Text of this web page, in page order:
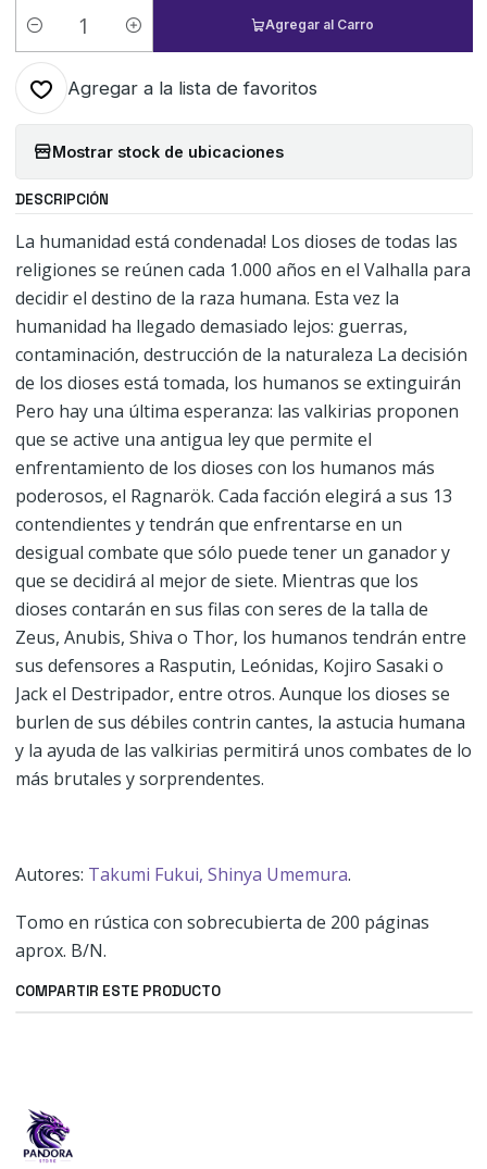
Cantidad
Agregar al Carro
Agregar a la lista de favoritos
Mostrar stock de ubicaciones
DESCRIPCIÓN
La humanidad está condenada! Los dioses de todas las
religiones se reúnen cada 1.000 años en el Valhalla para
decidir el destino de la raza humana. Esta vez la
humanidad ha llegado demasiado lejos: guerras,
contaminación, destrucción de la naturaleza La decisión
de los dioses está tomada, los humanos se extinguirán
Pero hay una última esperanza: las valkirias proponen
que se active una antigua ley que permite el
enfrentamiento de los dioses con los humanos más
poderosos, el Ragnarök. Cada facción elegirá a sus 13
contendientes y tendrán que enfrentarse en un
desigual combate que sólo puede tener un ganador y
que se decidirá al mejor de siete. Mientras que los
dioses contarán en sus filas con seres de la talla de
Zeus, Anubis, Shiva o Thor, los humanos tendrán entre
sus defensores a Rasputin, Leónidas, Kojiro Sasaki o
Jack el Destripador, entre otros. Aunque los dioses se
burlen de sus débiles contrin cantes, la astucia humana
y la ayuda de las valkirias permitirá unos combates de lo
más brutales y sorprendentes.
Autores: Takumi Fukui, Shinya Umemura.
Tomo en rústica con sobrecubierta de 200 páginas
aprox. B/N.
COMPARTIR ESTE PRODUCTO